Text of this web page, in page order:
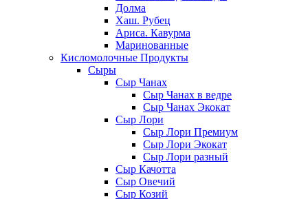
Долма
Хаш. Рубец
Ариса. Кавурма
Маринованные
Кисломолочные Продукты
Сыры
Сыр Чанах
Сыр Чанах в ведре
Сыр Чанах Экокат
Сыр Лори
Сыр Лори Премиум
Сыр Лори Экокат
Сыр Лори разный
Сыр Качотта
Сыр Овечий
Сыр Козий